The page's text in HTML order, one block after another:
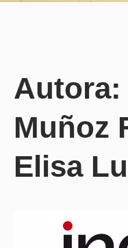
Autora:
Muñoz
Elisa